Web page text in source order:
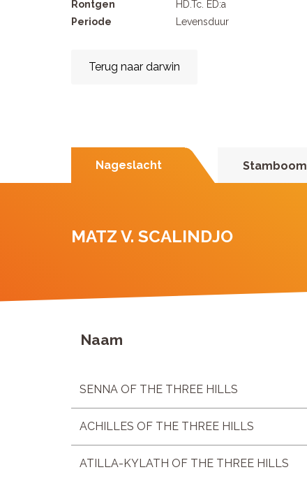
Rontgen
HD.Tc. ED:a
Periode
Levensduur
Terug naar darwin
Nageslacht Stamboom
MATZ V. SCALINDJO
Naam
SENNA OF THE THREE HILLS
ACHILLES OF THE THREE HILLS
ATILLA-KYLATH OF THE THREE HILLS